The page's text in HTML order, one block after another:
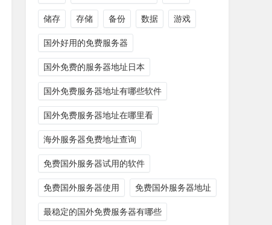
储存 存储 备份 数据 游戏
国外好用的免费服务器
国外免费的服务器地址日本
国外免费服务器地址有哪些软件
国外免费服务器地址在哪里看
海外服务器免费地址查询
免费国外服务器试用的软件
免费国外服务器使用 免费国外服务器地址
最稳定的国外免费服务器有哪些